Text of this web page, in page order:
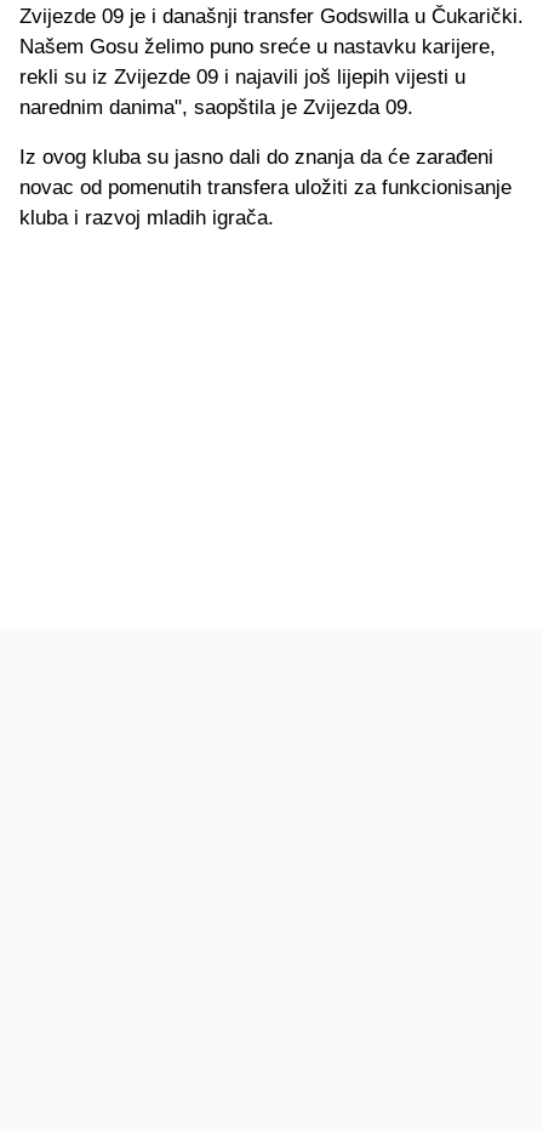
Zvijezde 09 je i današnji transfer Godswilla u Čukarički.
Našem Gosu želimo puno sreće u nastavku karijere,
rekli su iz Zvijezde 09 i najavili još lijepih vijesti u
narednim danima", saopštila je Zvijezda 09.
Iz ovog kluba su jasno dali do znanja da će zarađeni
novac od pomenutih transfera uložiti za funkcionisanje
kluba i razvoj mladih igrača.